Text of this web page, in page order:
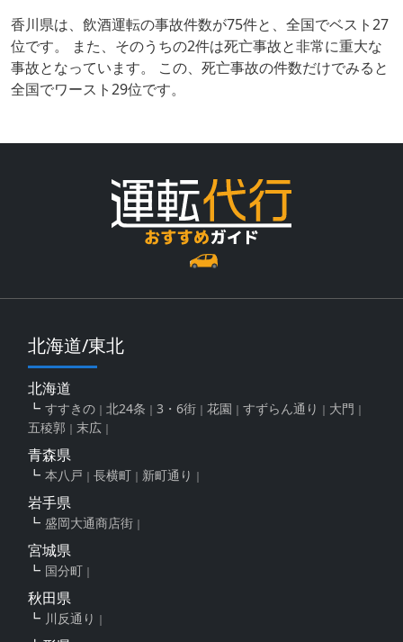
香川県は、飲酒運転の事故件数が75件と、全国でベスト27
位です。 また、そのうちの2件は死亡事故と非常に重大な
事故となっています。 この、死亡事故の件数だけでみると
全国でワースト29位です。
北海道/東北
北海道
すすきの 北24条 3・6街 花園 すずらん通り
大門
五稜郭
末広
青森県
本八戸 長横町 新町通り
岩手県
盛岡大通商店街
宮城県
国分町
秋田県
川反通り